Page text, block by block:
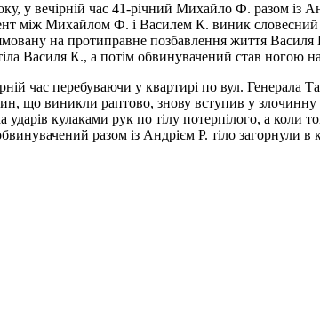
у вечірній час 41-річний Михайло Ф. разом
між Михайлом Ф. і Василем К. виник словесний
на протиправне позбавлення життя
Василя К., а потім обвинувачений став ногою
час перебуваючи у квартирі по вул. Генерала
що виникли раптово, знову вступив у
ударів кулаками рук по тілу потерпілого, а
разом із Андрієм Р. тіло загорнули в